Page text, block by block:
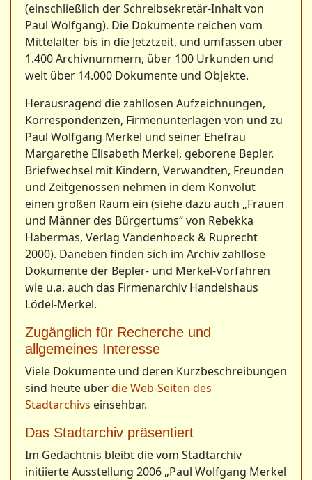
(einschließlich der Schreibsekretär-Inhalt von
Paul Wolfgang). Die Dokumente reichen vom
Mittelalter bis in die Jetztzeit, und umfassen über
1.400 Archivnummern, über 100 Urkunden und
weit über 14.000 Dokumente und Objekte.
Herausragend die zahllosen Aufzeichnungen,
Korrespondenzen, Firmenunterlagen von und zu
Paul Wolfgang Merkel und seiner Ehefrau
Margarethe Elisabeth Merkel, geborene Bepler.
Briefwechsel mit Kindern, Verwandten, Freunden
und Zeitgenossen nehmen in dem Konvolut
einen großen Raum ein (siehe dazu auch „Frauen
und Männer des Bürgertums“ von Rebekka
Habermas, Verlag Vandenhoeck & Ruprecht
2000). Daneben finden sich im Archiv zahllose
Dokumente der Bepler- und Merkel-Vorfahren
wie u.a. auch das Firmenarchiv Handelshaus
Lödel-Merkel.
Zugänglich für Recherche und
allgemeines Interesse
Viele Dokumente und deren Kurzbeschreibungen
sind heute überdie Web-Seiten des
Stadtarchivs einsehbar.
Das Stadtarchiv präsentiert
Im Gedächtnis bleibt die vom Stadtarchiv
initiierte Ausstellung 2006 „Paul Wolfgang Merkel